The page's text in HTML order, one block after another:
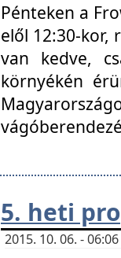
Pénteken a
elől 12:30-kor,
van kedve,
környékén
5. heti
2015. 10. 06. -